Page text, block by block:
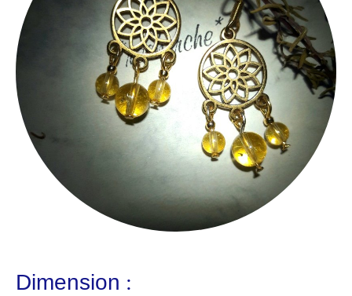
Dimension :